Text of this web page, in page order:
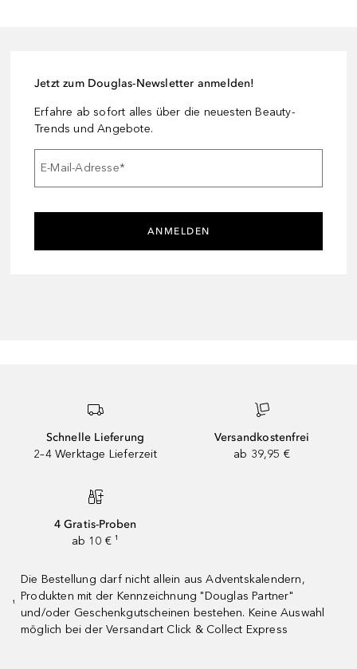
Jetzt zum Douglas-Newsletter anmelden!
Erfahre ab sofort alles über die neuesten Beauty-
Trends und Angebote.
E-Mail-Adresse*
ANMELDEN
Schnelle Lieferung
2–4 Werktage Lieferzeit
Versandkostenfrei
ab 39,95 €
4 Gratis-Proben
ab 10 € ¹
¹
Die Bestellung darf nicht allein aus Adventskalendern,
Produkten mit der Kennzeichnung "Douglas Partner"
und/oder Geschenkgutscheinen bestehen. Keine Auswahl
möglich bei der Versandart Click & Collect Express